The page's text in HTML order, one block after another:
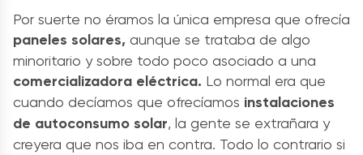
Por suerte no éramos la única empresa que ofrecía
paneles solares, aunque se trataba de algo
minoritario y sobre todo poco asociado a una
comercializadora eléctrica. Lo normal era que
cuando decíamos que ofrecíamos instalaciones
de autoconsumo solar, la gente se extrañara y
creyera que nos iba en contra. Todo lo contrario si